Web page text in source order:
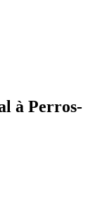
à Perros-